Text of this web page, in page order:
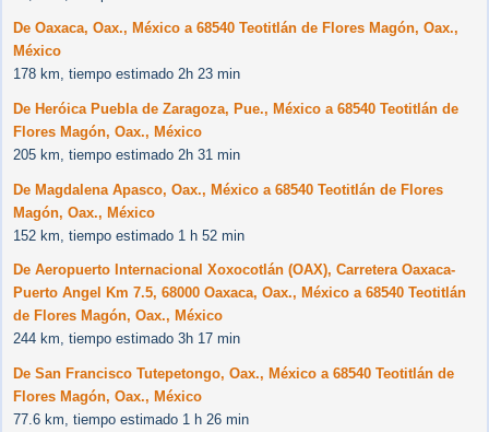
De Oaxaca, Oax., México a 68540 Teotitlán de Flores Magón, Oax.,
México
178 km, tiempo estimado 2h 23 min
De Heróica Puebla de Zaragoza, Pue., México a 68540 Teotitlán de
Flores Magón, Oax., México
205 km, tiempo estimado 2h 31 min
De Magdalena Apasco, Oax., México a 68540 Teotitlán de Flores
Magón, Oax., México
152 km, tiempo estimado 1 h 52 min
De Aeropuerto Internacional Xoxocotlán (OAX), Carretera Oaxaca-
Puerto Angel Km 7.5, 68000 Oaxaca, Oax., México a 68540 Teotitlán
de Flores Magón, Oax., México
244 km, tiempo estimado 3h 17 min
De San Francisco Tutepetongo, Oax., México a 68540 Teotitlán de
Flores Magón, Oax., México
77.6 km, tiempo estimado 1 h 26 min